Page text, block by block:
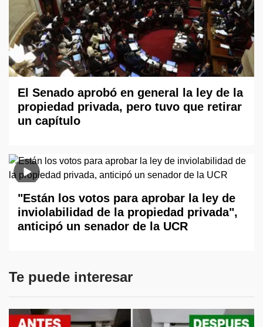
El Senado aprobó en general la ley de la
propiedad privada, pero tuvo que retirar
un capítulo
"Están los votos para aprobar la ley de
inviolabilidad de la propiedad privada",
anticipó un senador de la UCR
Te puede interesar